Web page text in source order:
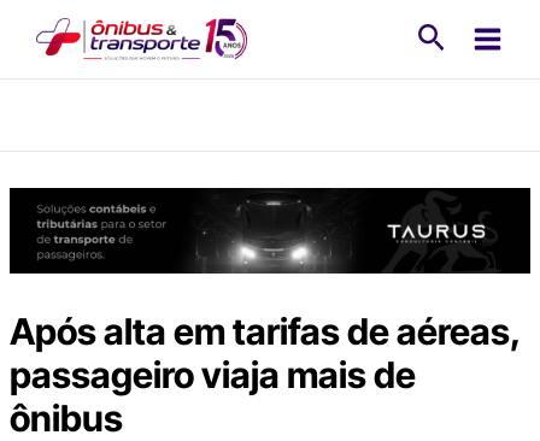
Após alta em tarifas de aéreas,
passageiro viaja mais de
ônibus